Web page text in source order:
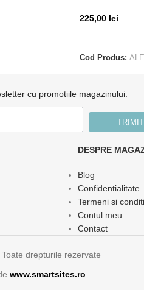
225,00 lei
Cod Produs:
cu promotiile magazinului.
DESPRE
Blog
Confidentialitate
Termeni si
Contul meu
Contact
drepturile rezervate
www.smartsites.ro